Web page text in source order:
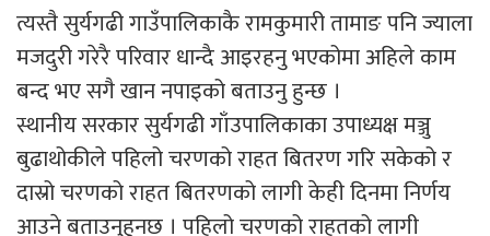
त्यस्तै सुर्यगढी गाउँपालिकाकै रामकुमारी तामाङ पनि ज्याला
मजदुरी गरेरै परिवार धान्दै आइरहनु भएकोमा अहिले काम
बन्द भए सगै खान नपाइको बताउनु हुन्छ ।
स्थानीय सरकार सुर्यगढी गाँउपालिकाका उपाध्यक्ष मञ्जु
बुढाथोकीले पहिलो चरणको राहत बितरण गरि सकेको र
दास्रो चरणको राहत बितरणको लागी केही दिनमा निर्णय
आउने बताउनुहुनछ । पहिलो चरणको राहतको लागी